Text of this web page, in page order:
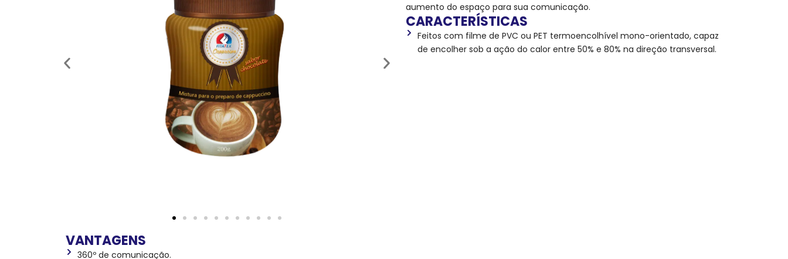
aumento do espaço para sua comunicação.
CARACTERÍSTICAS
Feitos com filme de PVC ou PET termoencolhível mono-orientado, capaz
de encolher sob a ação do calor entre 50% e 80% na direção transversal.
VANTAGENS
360º de comunicação.